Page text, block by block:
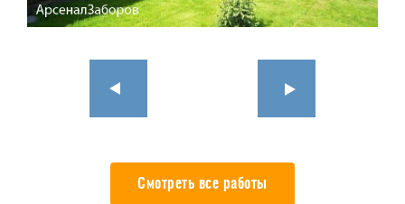
Смотреть все работы